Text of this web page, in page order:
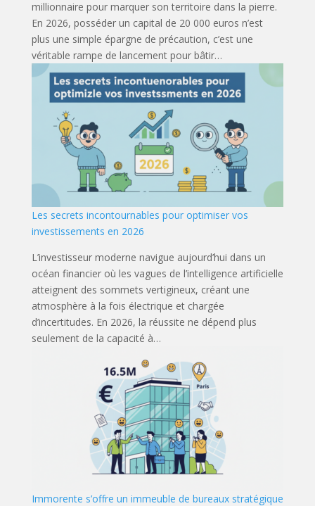
millionnaire pour marquer son territoire dans la pierre.
En 2026, posséder un capital de 20 000 euros n’est
plus une simple épargne de précaution, c’est une
véritable rampe de lancement pour bâtir…
Les secrets incontournables pour optimiser vos
investissements en 2026
L’investisseur moderne navigue aujourd’hui dans un
océan financier où les vagues de l’intelligence artificielle
atteignent des sommets vertigineux, créant une
atmosphère à la fois électrique et chargée
d’incertitudes. En 2026, la réussite ne dépend plus
seulement de la capacité à…
Immorente s’offre un immeuble de bureaux stratégique